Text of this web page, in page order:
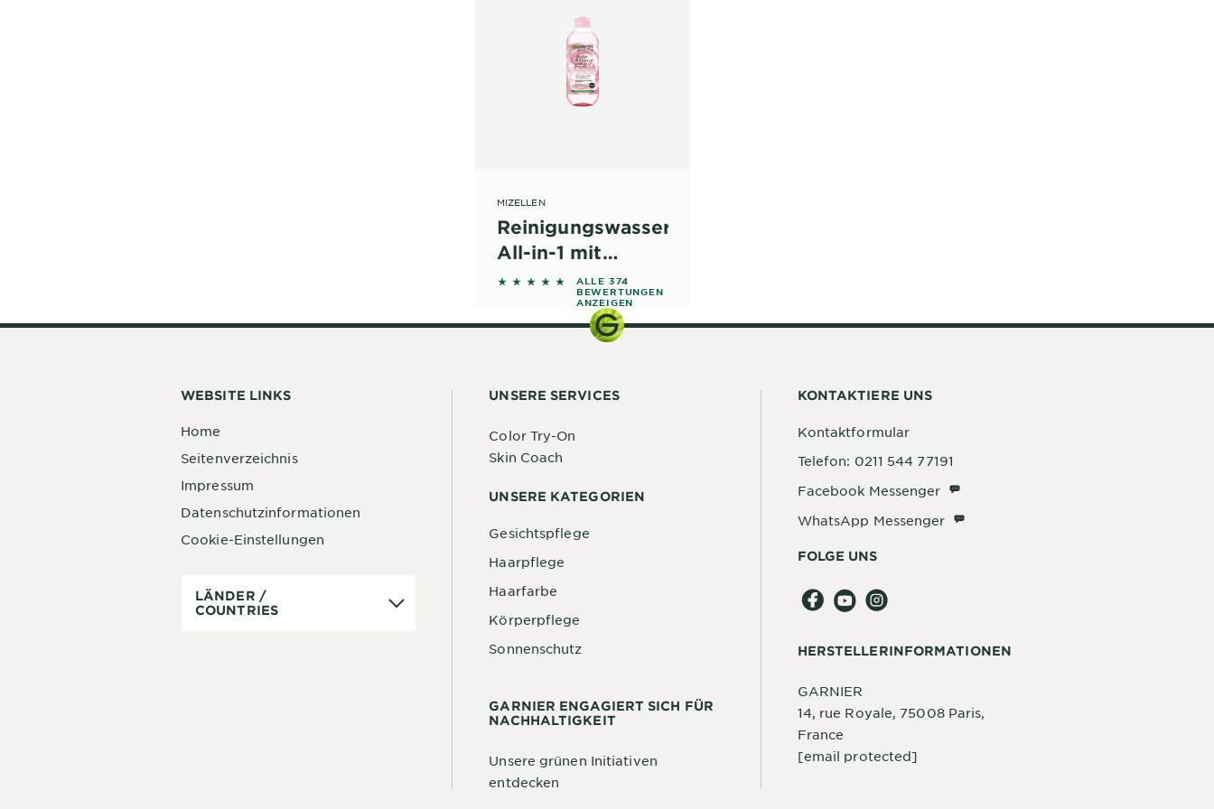
MIZELLEN
Reinigungswasser
All-in-1 mit
Rosenwasser
4.6283 out of 5 stars based on reviews
ALLE 374
BEWERTUNGEN
ANZEIGEN
WEBSITE LINKS
Home
Seitenverzeichnis
Impressum
Datenschutzinformationen
Cookie-Einstellungen
Länder
LÄNDER /
COUNTRIES
UNSERE SERVICES
Color Try-On
Skin Coach
UNSERE KATEGORIEN
Gesichtspflege
Haarpflege
Haarfarbe
Körperpflege
Sonnenschutz
GARNIER ENGAGIERT SICH FÜR
NACHHALTIGKEIT
Unsere grünen Initiativen
entdecken
KONTAKTIERE UNS
Kontaktformular
Telefon: 0211 544 77191
Facebook Messenger Facebook Messenger
WhatsApp Messenger WhatsApp Messenger
FOLGE UNS
HERSTELLERINFORMATIONEN
GARNIER
14, rue Royale, 75008 Paris,
France
[email protected]